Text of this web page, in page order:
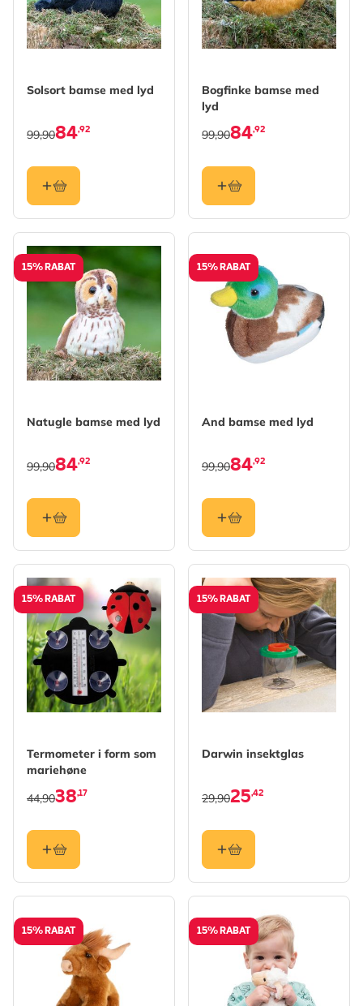
Solsort bamse med lyd
84,92
99,90
Bogfinke bamse med
lyd
84,92
99,90
15% RABAT
Natugle bamse med lyd
84,92
99,90
15% RABAT
And bamse med lyd
84,92
99,90
15% RABAT
Termometer i form som
mariehøne
38,17
44,90
15% RABAT
Darwin insektglas
25,42
29,90
15% RABAT 15% RABAT